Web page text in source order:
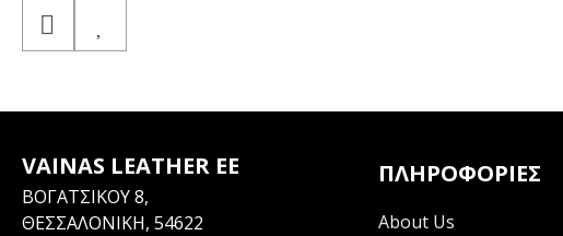
VAINAS LEATHER EE
ΒΟΓΑΤΣΙΚΟΥ 8,
ΘΕΣΣΑΛΟΝΙΚΗ, 54622
ΠΛΗΡΟΦΟΡΊΕΣ
About Us